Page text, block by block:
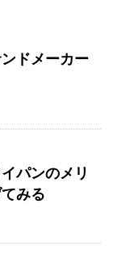
ンドメーカー
パンのメリ
みる